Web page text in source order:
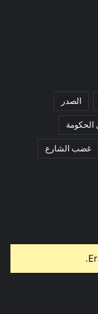
الصدر
غضب الشارع